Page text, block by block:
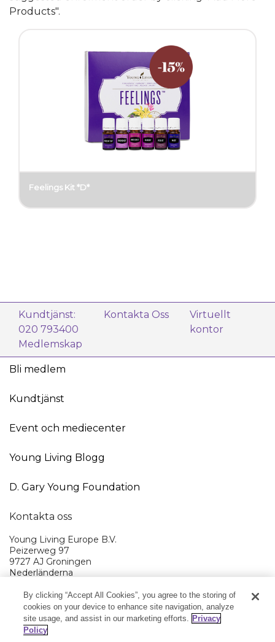
Products".
Feelings Kit *D*
Kundtjänst:
020 793400
Kontakta Oss
Virtuellt
kontor
Medlemskap
Bli medlem
Kundtjänst
Event och mediecenter
Young Living Blogg
D. Gary Young Foundation
Kontakta oss
Young Living Europe B.V.
Peizerweg 97
9727 AJ Groningen
Nederländerna
Kundtjänst (Avgiftsfritt lokalsamtal (ej från mobiltelefon):
020 793400
Young Living EMEA Ltd huvudkontor:
44 (0) 20 3935 9000
By clicking “Accept All Cookies”, you agree to the storing of
cookies on your device to enhance site navigation, analyze
site usage, and assist in our marketing efforts. Privacy
Policy